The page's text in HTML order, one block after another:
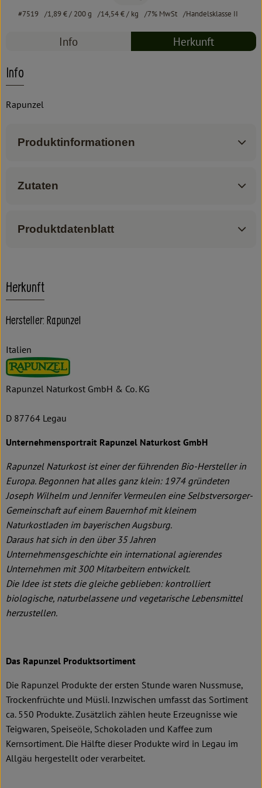
#7519 1,89 €/ 200 g 14,54 €/ kg 7% MwSt Handelsklasse II
Info Herkunft
Info
Rapunzel
Produktinformationen
Zutaten
Produktdatenblatt
Herkunft
Hersteller: Rapunzel
Italien
Rapunzel Naturkost GmbH & Co. KG
D 87764 Legau
Unternehmensportrait Rapunzel Naturkost GmbH
Rapunzel Naturkost ist einer der führenden Bio-Hersteller in
Europa. Begonnen hat alles ganz klein: 1974 gründeten
Joseph Wilhelm und Jennifer Vermeulen eine Selbstversorger-
Gemeinschaft auf einem Bauernhof mit kleinem
Naturkostladen im bayerischen Augsburg.
Daraus hat sich in den über 35 Jahren
Unternehmensgeschichte ein international agierendes
Unternehmen mit 300 Mitarbeitern entwickelt.
Die Idee ist stets die gleiche geblieben: kontrolliert
biologische, naturbelassene und vegetarische Lebensmittel
herzustellen.
Das Rapunzel Produktsortiment
Die Rapunzel Produkte der ersten Stunde waren Nussmuse,
Trockenfrüchte und Müsli. Inzwischen umfasst das Sortiment
ca. 550 Produkte. Zusätzlich zählen heute Erzeugnisse wie
Teigwaren, Speiseöle, Schokoladen und Kaffee zum
Kernsortiment. Die Hälfte dieser Produkte wird in Legau im
Allgäu hergestellt oder verarbeitet.